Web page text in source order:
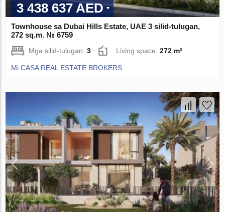
3 438 637 AED
Townhouse sa Dubai Hills Estate, UAE 3 silid-tulugan,
272 sq.m. № 6759
Mga silid-tulugan:3 Living space:272 m²
Mi CASA REAL ESTATE BROKERS